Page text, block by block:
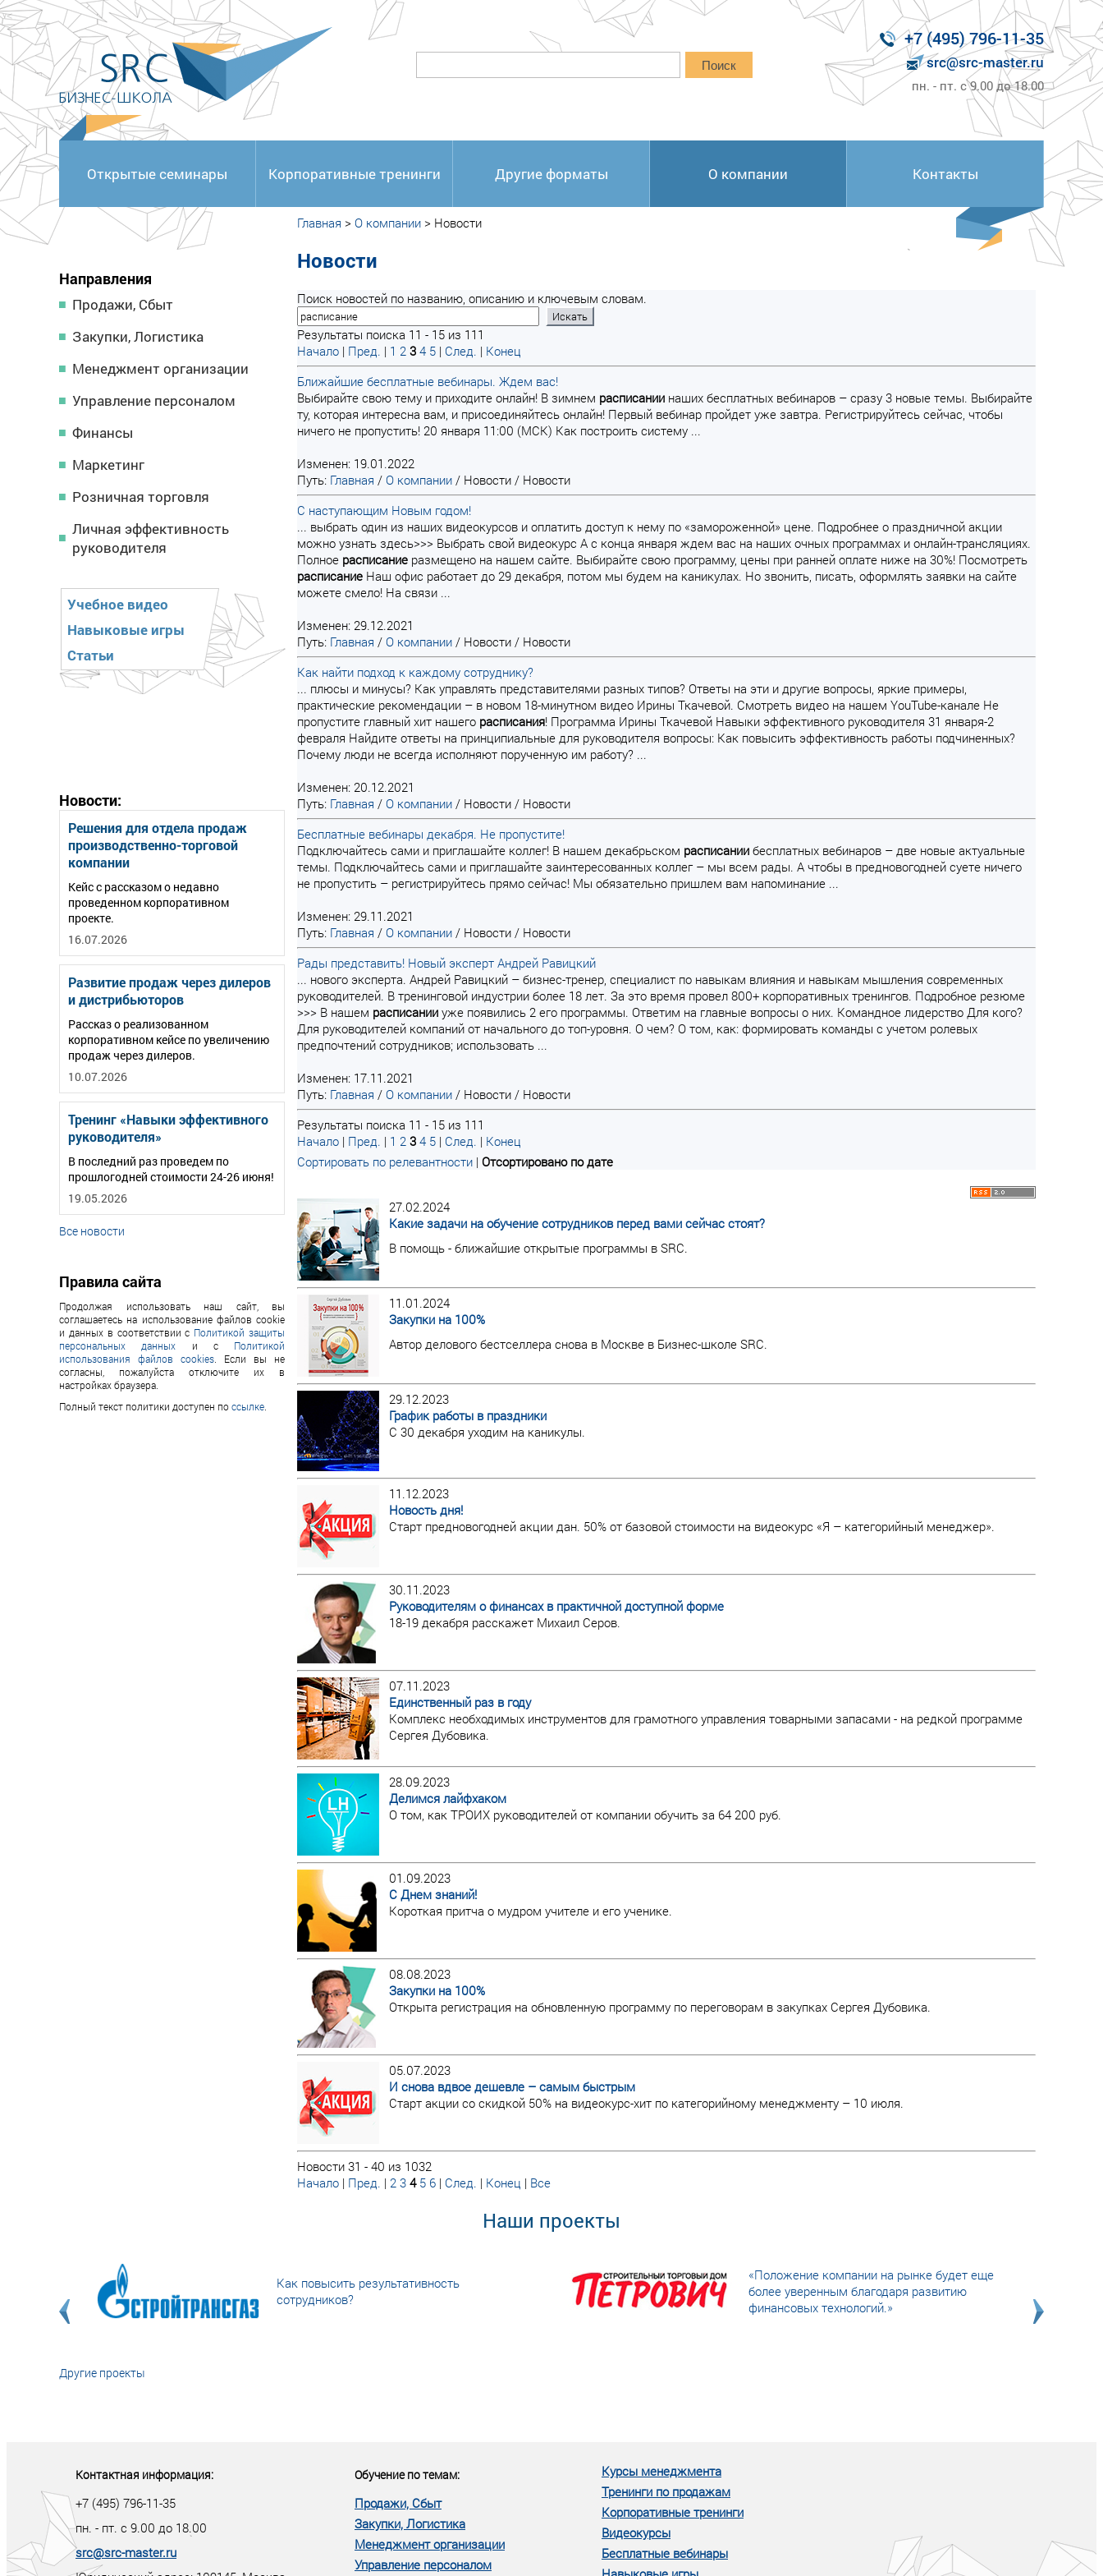
<
Поиск
+7 (495) 796-11-35
src@src-master.ru
пн. - пт. с 9.00 до 18.00
Открытые семинары Корпоративные тренинги Другие форматы О компании Контакты
Направления
Продажи, Сбыт
Закупки, Логистика
Менеджмент организации
Управление персоналом
Финансы
Маркетинг
Розничная торговля
Личная эффективность
руководителя
Учебное видео
Навыковые игры
Статьи
Новости:
Решения для отдела продаж
производственно-торговой
компании
Кейс с рассказом о недавно
проведенном корпоративном
проекте.
16.07.2026
Развитие продаж через дилеров
и дистрибьюторов
Рассказ о реализованном
корпоративном кейсе по увеличению
продаж через дилеров.
10.07.2026
Тренинг «Навыки эффективного
руководителя»
В последний раз проведем по
прошлогодней стоимости 24-26 июня!
19.05.2026
Все новости
Правила сайта
Продолжая использовать наш сайт, вы
соглашаетесь на использование файлов cookie
и данных в соответствии с Политикой защиты
персональных данных и с Политикой
использования файлов cookies . Если вы не
согласны, пожалуйста отключите их в
настройках браузера.
Полный текст политики доступен поссылке
Главная > О компании > Новости
Новости
Поиск новостей по названию, описанию и ключевым словам.
Результаты поиска 11 - 15 из 111
Начало | Пред. | 1 2 3 4 5 | След. | Конец
Ближайшие бесплатные вебинары. Ждем вас!
Выбирайте свою тему и приходите онлайн! В зимнем расписании наших бесплатных вебинаров – сразу 3 новые темы. Выбирайте
ту, которая интересна вам, и присоединяйтесь онлайн! Первый вебинар пройдет уже завтра. Регистрируйтесь сейчас, чтобы
ничего не пропустить! 20 января 11:00 (МСК) Как построить систему ...
Изменен: 19.01.2022
Путь: Главная / О компании / Новости / Новости
С наступающим Новым годом!
... выбрать один из наших видеокурсов и оплатить доступ к нему по «замороженной» цене. Подробнее о праздничной акции
можно узнать здесь>>> Выбрать свой видеокурс А с конца января ждем вас на наших очных программах и онлайн-трансляциях.
Полное расписание размещено на нашем сайте. Выбирайте свою программу, цены при ранней оплате ниже на 30%! Посмотреть
расписание Наш офис работает до 29 декабря, потом мы будем на каникулах. Но звонить, писать, оформлять заявки на сайте
можете смело! На связи ...
Изменен: 29.12.2021
Путь: Главная / О компании / Новости / Новости
Как найти подход к каждому сотруднику?
... плюсы и минусы? Как управлять представителями разных типов? Ответы на эти и другие вопросы, яркие примеры,
практические рекомендации – в новом 18-минутном видео Ирины Ткачевой. Смотреть видео на нашем YouTube-канале Не
пропустите главный хит нашего расписания! Программа Ирины Ткачевой Навыки эффективного руководителя 31 января-2
февраля Найдите ответы на принципиальные для руководителя вопросы: Как повысить эффективность работы подчиненных?
Почему люди не всегда исполняют порученную им работу? ...
Изменен: 20.12.2021
Путь: Главная / О компании / Новости / Новости
Бесплатные вебинары декабря. Не пропустите!
Подключайтесь сами и приглашайте коллег! В нашем декабрьском расписании бесплатных вебинаров – две новые актуальные
темы. Подключайтесь сами и приглашайте заинтересованных коллег – мы всем рады. А чтобы в предновогодней суете ничего
не пропустить – регистрируйтесь прямо сейчас! Мы обязательно пришлем вам напоминание ...
Изменен: 29.11.2021
Путь: Главная / О компании / Новости / Новости
Рады представить! Новый эксперт Андрей Равицкий
... нового эксперта. Андрей Равицкий – бизнес-тренер, специалист по навыкам влияния и навыкам мышления современных
руководителей. В тренинговой индустрии более 18 лет. За это время провел 800+ корпоративных тренингов. Подробное резюме
>>> В нашем расписании уже появились 2 его программы. Ответим на главные вопросы о них. Командное лидерство Для кого?
Для руководителей компаний от начального до топ-уровня. О чем? О том, как: формировать команды с учетом ролевых
предпочтений сотрудников; использовать ...
Изменен: 17.11.2021
Путь: Главная / О компании / Новости / Новости
Результаты поиска 11 - 15 из 111
Начало | Пред. | 1 2 3 4 5 | След. | Конец
Сортировать по релевантности | Отсортировано по дате
27.02.2024
Какие задачи на обучение сотрудников перед вами сейчас стоят?
В помощь - ближайшие открытые программы в SRC.
11.01.2024
Закупки на 100%
Автор делового бестселлера снова в Москве в Бизнес-школе SRC.
29.12.2023
График работы в праздники
С 30 декабря уходим на каникулы.
11.12.2023
Новость дня!
Старт предновогодней акции дан. 50% от базовой стоимости на видеокурс «Я – категорийный менеджер».
30.11.2023
Руководителям о финансах в практичной доступной форме
18-19 декабря расскажет Михаил Серов.
07.11.2023
Единственный раз в году
Комплекс необходимых инструментов для грамотного управления товарными запасами - на редкой программе
Сергея Дубовика.
28.09.2023
Делимся лайфхаком
О том, как ТРОИХ руководителей от компании обучить за 64 200 руб.
01.09.2023
С Днем знаний!
Короткая притча о мудром учителе и его ученике.
08.08.2023
Закупки на 100%
Открыта регистрация на обновленную программу по переговорам в закупках Сергея Дубовика.
05.07.2023
И снова вдвое дешевле – самым быстрым
Старт акции со скидкой 50% на видеокурс-хит по категорийному менеджменту – 10 июля.
Новости 31 - 40 из 1032
Начало | Пред. | 2 3 4 5 6 | След. | Конец | Все
Наши проекты
Как повысить результативность
сотрудников?
«Положение компании на рынке будет еще
более уверенным благодаря развитию
финансовых технологий.»
Другие проекты
Контактная информация:
+7 (495) 796-11-35
пн. - пт. с 9.00 до 18.00
src@src-master.ru
Обучение по темам:
Продажи, Сбыт
Закупки, Логистика
Менеджмент организации
Управление персоналом
Курсы менеджмента
Тренинги по продажам
Корпоративные тренинги
Видеокурсы
Бесплатные вебинары